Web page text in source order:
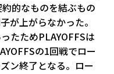
的なものを結ぶもの
が上がらなかった。
たためPLAYOFFSは
の1回戦でロー
ン終了となる。ロー